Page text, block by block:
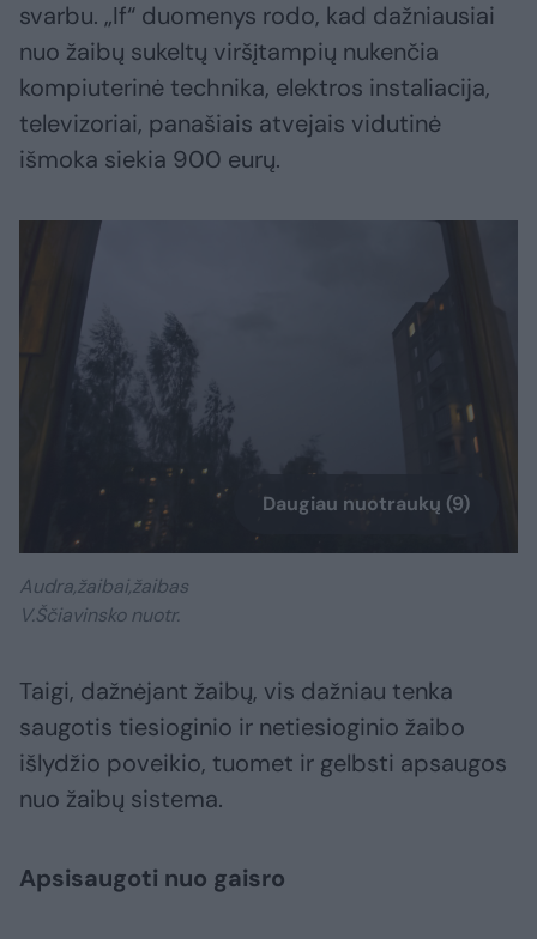
svarbu. „If“ duomenys rodo, kad dažniausiai
nuo žaibų sukeltų viršįtampių nukenčia
kompiuterinė technika, elektros instaliacija,
televizoriai, panašiais atvejais vidutinė
išmoka siekia 900 eurų.
Daugiau nuotraukų (9)
Audra,žaibai,žaibas
V.Ščiavinsko nuotr.
Taigi, dažnėjant žaibų, vis dažniau tenka
saugotis tiesioginio ir netiesioginio žaibo
išlydžio poveikio, tuomet ir gelbsti apsaugos
nuo žaibų sistema.
Apsisaugoti nuo gaisro